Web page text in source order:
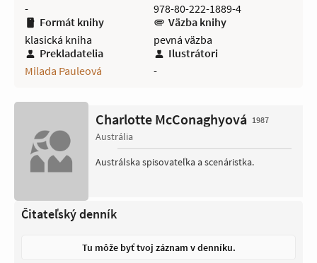
-
978-80-222-1889-4
Formát knihy
klasická kniha
Väzba knihy
pevná väzba
Prekladatelia
Milada Pauleová
Ilustrátori
-
Charlotte McConaghyová 1987
Austrália
Austrálska spisovateľka a scenáristka.
Čitateľský denník
Tu môže byť tvoj záznam v denníku.